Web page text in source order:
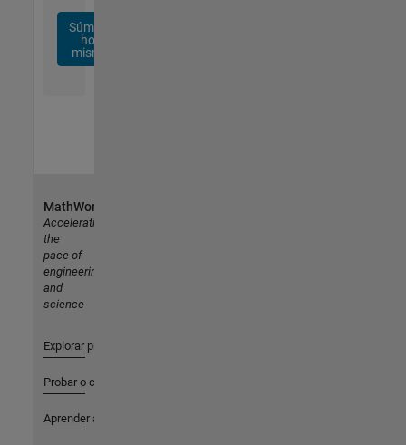
Súmese
hoy
mismo
MathWorks
Accelerating
the
pace of
engineering
and
science
Explorar productos
Probar o comprar
Aprender a utilizar